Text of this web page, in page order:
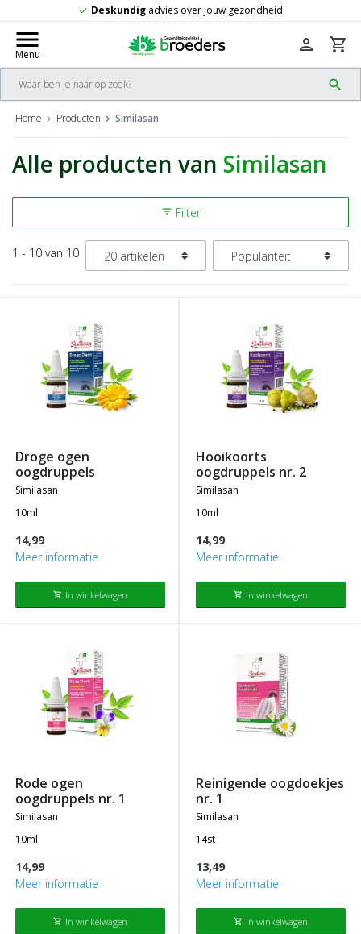
check Deskundig advies over jouw gezondheid
menu
Menu
search
person shopping_cart
Home Producten Similasan
Alle producten van Similasan
filter_list Filter
1 - 10 van 10
droge ogen
oogdruppels
similasan
10ml
14,99
Meer informatie
shopping_cart In winkelwagen
hooikoorts
oogdruppels nr. 2
similasan
10ml
14,99
Meer informatie
shopping_cart In winkelwagen
rode ogen
oogdruppels nr. 1
similasan
10ml
14,99
Meer informatie
shopping_cart In winkelwagen
reinigende oogdoekjes
nr. 1
similasan
14st
13,49
Meer informatie
shopping_cart In winkelwagen